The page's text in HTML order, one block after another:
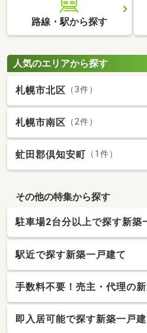
路線・駅から探す
人気のエリアから探す
札幌市北区 （3件）
札幌市南区 （2件）
虻田郡倶知安町 （1件）
その他の特集から探す
駐車場2台分以上で探す新築
駅近で探す新築一戸建て
手数料不要！売主・代理の
即入居可能で探す新築一戸